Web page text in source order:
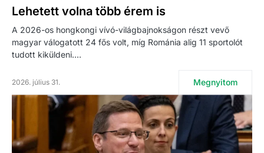
Lehetett volna több érem is
A 2026-os hongkongi vívó-világbajnokságon részt vevő
magyar válogatott 24 fős volt, míg Románia alig 11 sportolót
tudott kiküldeni.…
2026. július 31. Megnyitom